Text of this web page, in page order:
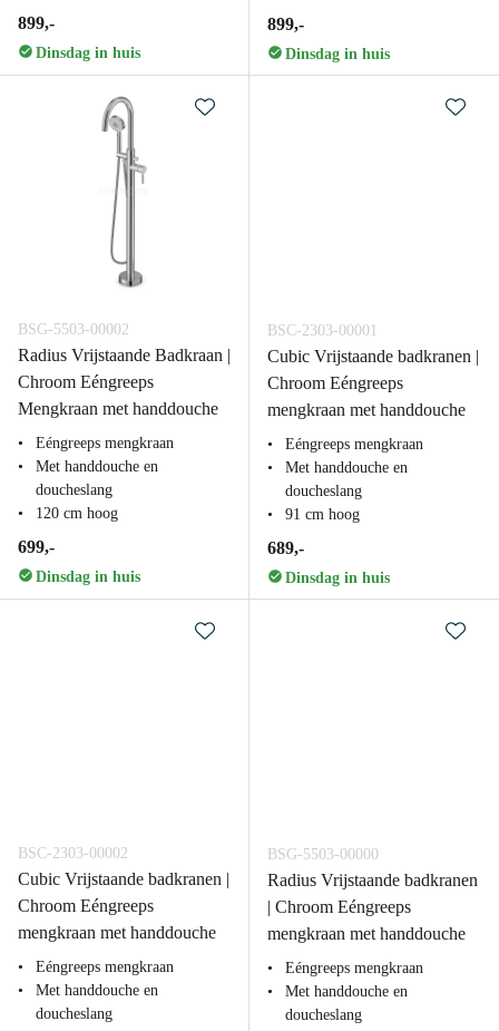
899,-
Dinsdag in huis
899,-
Dinsdag in huis
BSG-5503-00002
Radius Vrijstaande Badkraan |
Chroom Eéngreeps
Mengkraan met handdouche
Eéngreeps mengkraan
Met handdouche en
doucheslang
120 cm hoog
699,-
Dinsdag in huis
BSC-2303-00001
Cubic Vrijstaande badkranen |
Chroom Eéngreeps
mengkraan met handdouche
Eéngreeps mengkraan
Met handdouche en
doucheslang
91 cm hoog
689,-
Dinsdag in huis
BSC-2303-00002
Cubic Vrijstaande badkranen |
Chroom Eéngreeps
mengkraan met handdouche
Eéngreeps mengkraan
Met handdouche en
doucheslang
BSG-5503-00000
Radius Vrijstaande badkranen
| Chroom Eéngreeps
mengkraan met handdouche
Eéngreeps mengkraan
Met handdouche en
doucheslang